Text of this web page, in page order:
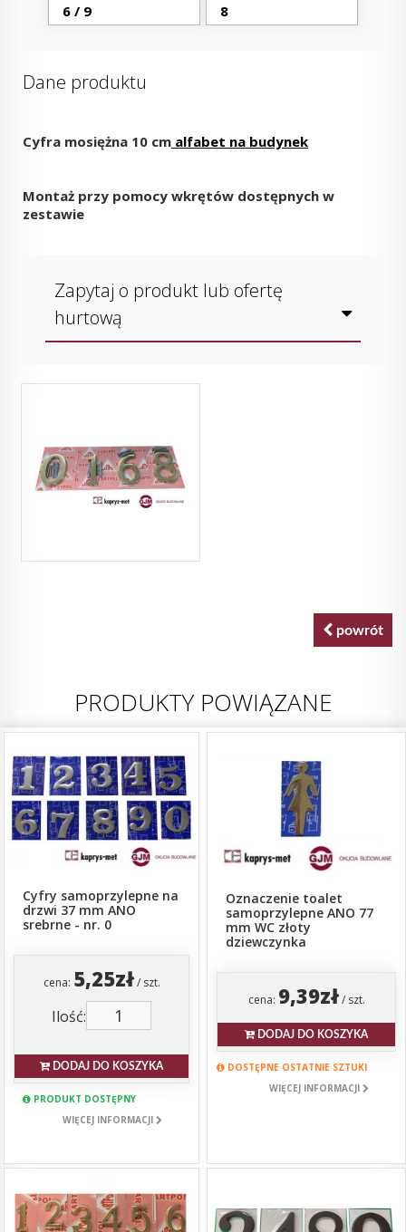
6 / 9
8
Dane produktu
Cyfra mosiężna 10 cm alfabet na budynek
Montaż przy pomocy wkrętów dostępnych w
zestawie
Zapytaj o produkt lub ofertę
hurtową
powrót
PRODUKTY POWIĄZANE
Cyfry samoprzylepne na
drzwi 37 mm ANO
srebrne - nr. 0
cena: 5,25zł/ szt.
Ilość:
DODAJ DO KOSZYKA
PRODUKT DOSTĘPNY
WIĘCEJ INFORMACJI
Oznaczenie toalet
samoprzylepne ANO 77
mm WC złoty
dziewczynka
cena: 9,39zł/ szt.
DODAJ DO KOSZYKA
DOSTĘPNE OSTATNIE SZTUKI
WIĘCEJ INFORMACJI